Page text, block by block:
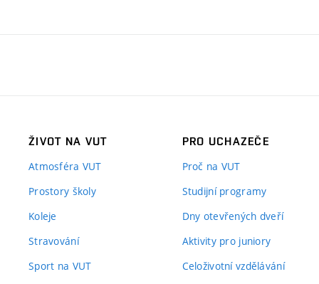
ŽIVOT NA VUT
Atmosféra VUT
Prostory školy
Koleje
Stravování
Sport na VUT
PRO UCHAZEČE
Proč na VUT
Studijní programy
Dny otevřených dveří
Aktivity pro juniory
Celoživotní vzdělávání